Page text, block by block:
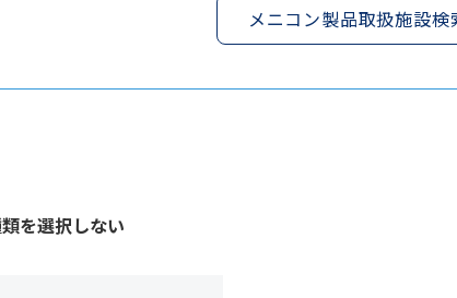
メニコン製品取扱施設検
を選択しない